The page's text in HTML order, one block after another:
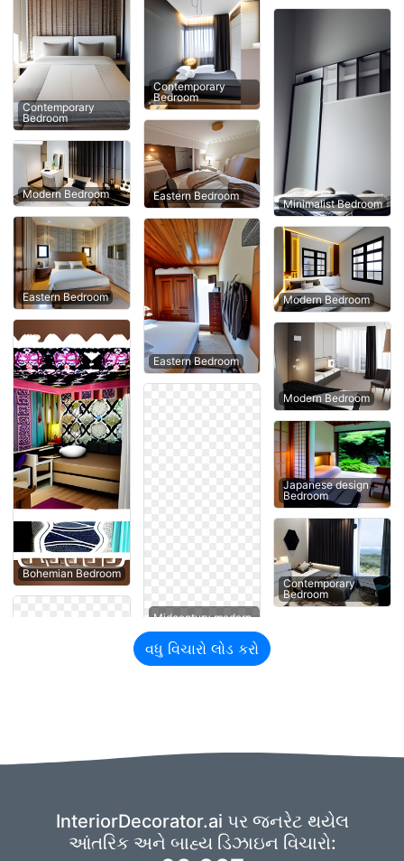
Contemporary
Bedroom
Modern Bedroom
Eastern Bedroom
Bohemian Bedroom
Contemporary
Bedroom
Eastern Bedroom
Eastern Bedroom
Minimalist Bedroom
Modern Bedroom
Modern Bedroom
Japanese design
Bedroom
Contemporary
Bedroom
વધુ વિચારો લોડ કરો
InteriorDecorator.ai પર જનરેટ થયેલ
આંતરિક અને બાહ્ય ડિઝાઇન વિચારો: